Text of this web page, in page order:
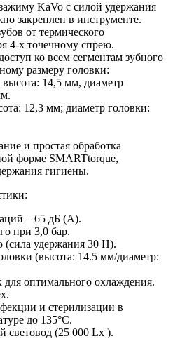
KaVo с силой удержания
закреплен в инструменте.
от термического
4-х точечному спрею.
ко всем сегментам зубного
размеру головки:
высота: 14,5 мм, диаметр
12,3 мм; диаметр головки:
и простая обработка
форме SMARTtorque,
гигиены.
– 65 дБ (А).
при 3,0 бар.
удержания 30 Н).
(высота: 14.5 мм/диаметр:
для оптимального охлаждения.
и стерилизации в
до 135°C.
световод (25 000 Lx ).